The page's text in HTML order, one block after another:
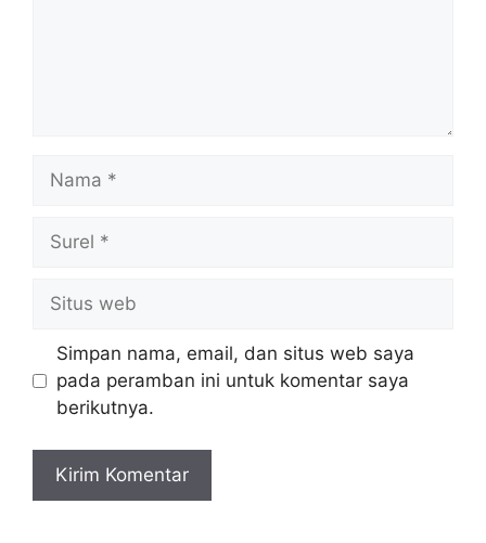
Nama
Surel
Situs
web
Simpan nama, email, dan situs web saya
pada peramban ini untuk komentar saya
berikutnya.